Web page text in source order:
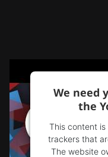
We need
the
This content
trackers that
The website